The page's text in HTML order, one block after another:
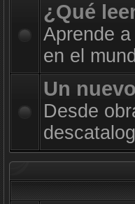
¿Qué
Aprende
en el
Un
Desde